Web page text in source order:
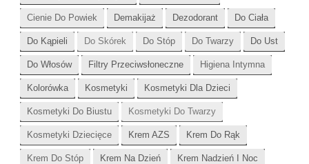
Cienie Do Powiek Demakijaż Dezodorant Do Ciała
Do Kąpieli Do Skórek Do Stóp Do Twarzy Do Ust
Do Włosów Filtry Przeciwsłoneczne Higiena Intymna
Kolorówka Kosmetyki Kosmetyki Dla Dzieci
Kosmetyki Do Biustu Kosmetyki Do Twarzy
Kosmetyki Dziecięce Krem AZS Krem Do Rąk
Krem Do Stóp Krem Na Dzień Krem Nadzień I Noc